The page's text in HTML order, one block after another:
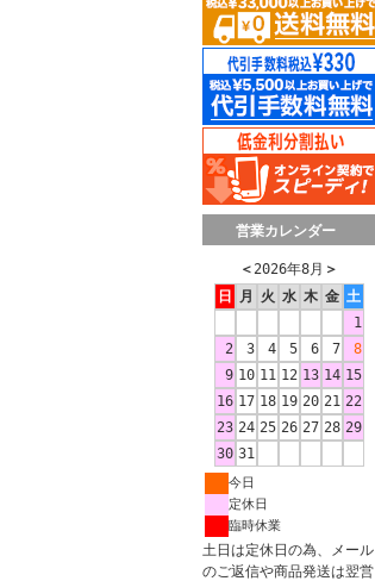
営業カレンダー
＜ 2026年8月 ＞
日
月 火 水 木 金 土
1
2
3 4 5 6 7
8
9 10 11 12 13 14 15
16 17 18 19 20 21 22
23 24 25 26 27 28 29
30 31
今日
定休日
臨時休業
土日は定休日の為、メール
のご返信や商品発送は翌営